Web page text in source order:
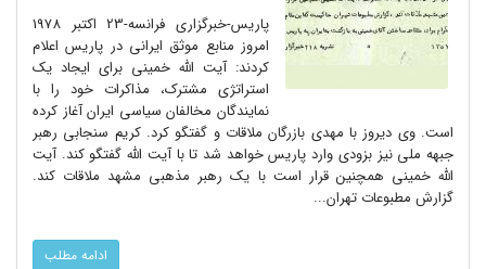
پاریس-خبرگزاری فرانسه-23 اکتبر 1978
امروز منابع موثق ایرانی در پاریس اعلام
کردند: آیت الله خمینی برای ایجاد یک
استراتژی مشترک، مذاکرات خود را با
نمایندگان مخالفان سیاسی ایران آغاز کرده
است. وی دیروز با مهدی بازرگان ملاقات و گفتگو کرد. کریم سنجابی رهبر
جبهه ملی نیز بزودی وارد پاریس خواهد شد تا با آیت الله گفتگو کند. آیت
الله خمینی همچنین قرار است با یک رهبر مذهبی مشهد ملاقات کند.
گزارش مطبوعات تهران...
ادامه مطلب